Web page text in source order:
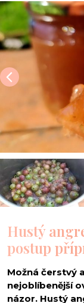
Hustý
postup
Možná čerstvý
nejoblíbenější
názor. Hustý